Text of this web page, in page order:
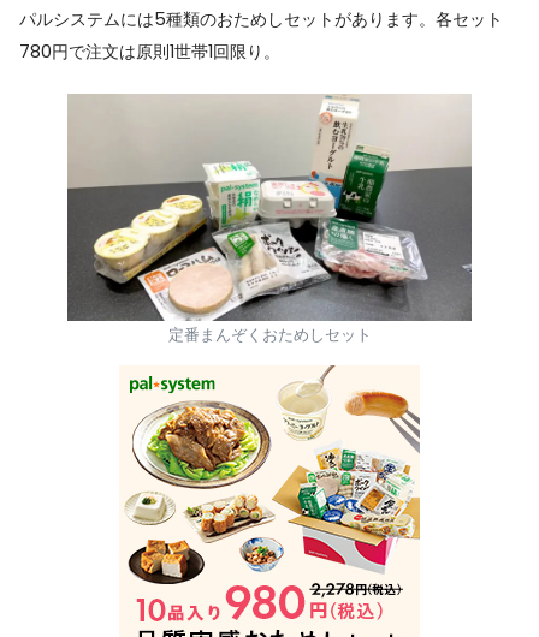
パルシステムには5種類のおためしセットがあります。各セット
780円で注文は原則1世帯1回限り。
定番まんぞくおためしセット